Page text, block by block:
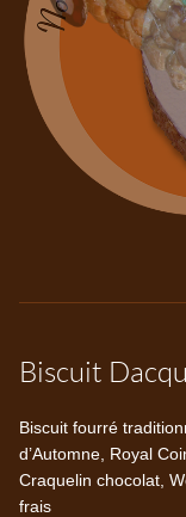
Biscuit
Biscuit fourré
d’Automne, Royal
Craquelin chocolat,
frais